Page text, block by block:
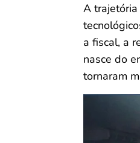
A trajetória
a fiscal, a
nasce do
tornaram